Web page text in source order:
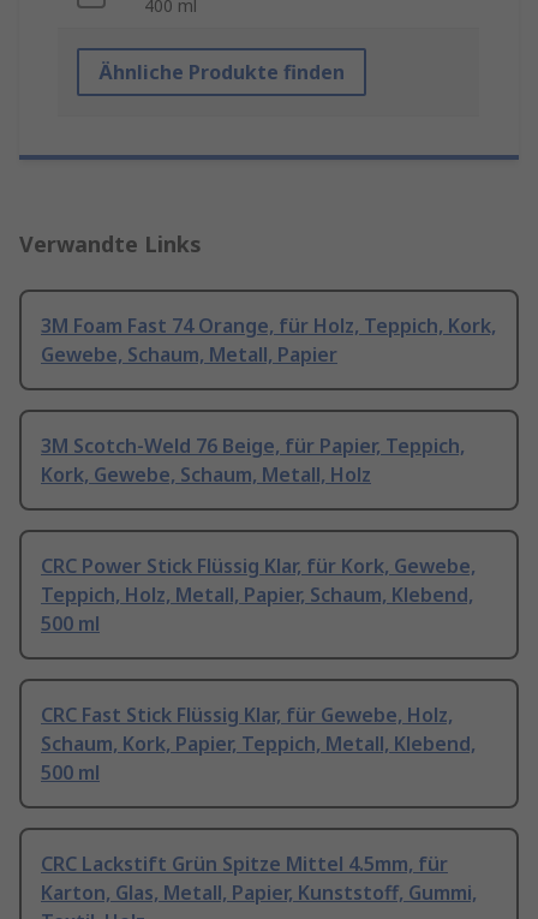
400 ml
Ähnliche Produkte finden
Verwandte Links
3M Foam Fast 74 Orange, für Holz, Teppich, Kork,
Gewebe, Schaum, Metall, Papier
3M Scotch-Weld 76 Beige, für Papier, Teppich,
Kork, Gewebe, Schaum, Metall, Holz
CRC Power Stick Flüssig Klar, für Kork, Gewebe,
Teppich, Holz, Metall, Papier, Schaum, Klebend,
500 ml
CRC Fast Stick Flüssig Klar, für Gewebe, Holz,
Schaum, Kork, Papier, Teppich, Metall, Klebend,
500 ml
CRC Lackstift Grün Spitze Mittel 4.5mm, für
Karton, Glas, Metall, Papier, Kunststoff, Gummi,